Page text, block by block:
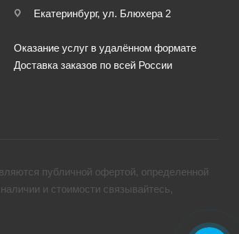
Екатеринбург, ул. Блюхера 2
Оказание услуг в удалённом формате
Доставка заказов по всей России
публичной офертой, определенной
и стоимости связывайтесь,